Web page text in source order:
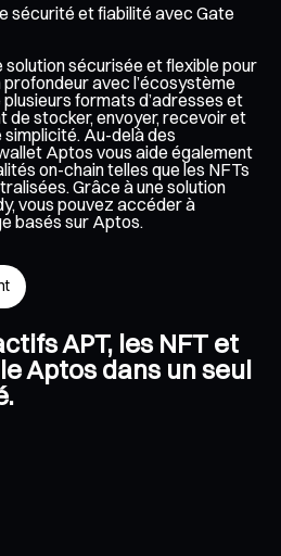
sécurité et fiabilité avec Gate
sécurisée et flexible pour
avec l’écosystème
formats d’adresses et
de stocker, envoyer, recevoir et
Au-delà des
Aptos vous aide également
on-chain telles que les NFTs
Grâce à une solution
vous pouvez accéder à
basés sur Aptos.
APT, les NFT et
Aptos dans un seul